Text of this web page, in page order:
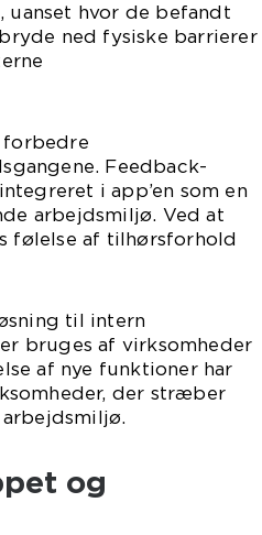
hvor de befandt
ned fysiske barrierer
Feedback-
i app’en som en
arbejdsmiljø. Ved at
følelse af tilhørsforhold
til intern
bruges af virksomheder
af nye funktioner har
der stræber
og